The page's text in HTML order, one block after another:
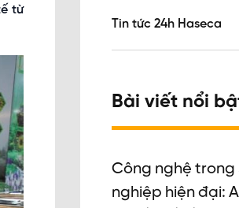
từ
Tin tức 24h Haseca
Bài viết nổi
Công nghệ trong
nghiệp hiện đại: